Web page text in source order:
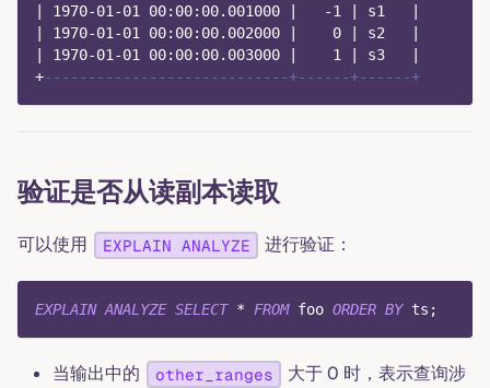
1970-01 -01 00: 00: 00.001000 -1 s1
1970-01 -01 00: 00: 00.002000 0 s2
1970-01 -01 00: 00: 00.003000 1 s3
+----------------------------+------+------+
验证是否从读副本读取
可以使用 EXPLAIN ANALYZE 进行验证：
EXPLAIN ANALYZE SELECT * FROM foo ORDER BY ts ;
当输出中的 other_ranges
大于 0 时，表示查询涉